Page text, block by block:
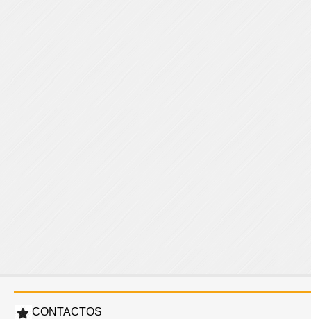
CONTACTOS